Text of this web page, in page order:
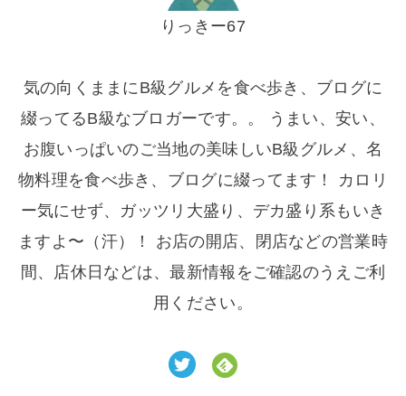
りっきー67
気の向くままにB級グルメを食べ歩き、ブログに
綴ってるB級なブロガーです。。 うまい、安い、
お腹いっぱいのご当地の美味しいB級グルメ、名
物料理を食べ歩き、ブログに綴ってます！ カロリ
ー気にせず、ガッツリ大盛り、デカ盛り系もいき
ますよ〜（汗）！ お店の開店、閉店などの営業時
間、店休日などは、最新情報をご確認のうえご利
用ください。